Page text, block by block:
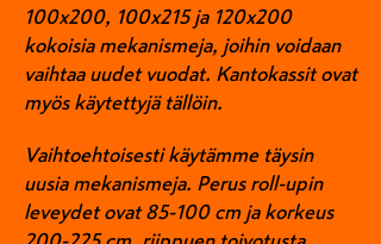
100x200, 100x215 ja 120x200
kokoisia mekanismeja, joihin voidaan
vaihtaa uudet vuodat. Kantokassit ovat
myös käytettyjä tällöin.
Vaihtoehtoisesti käytämme täysin
uusia mekanismeja. Perus roll-upin
leveydet ovat 85-100 cm ja korkeus